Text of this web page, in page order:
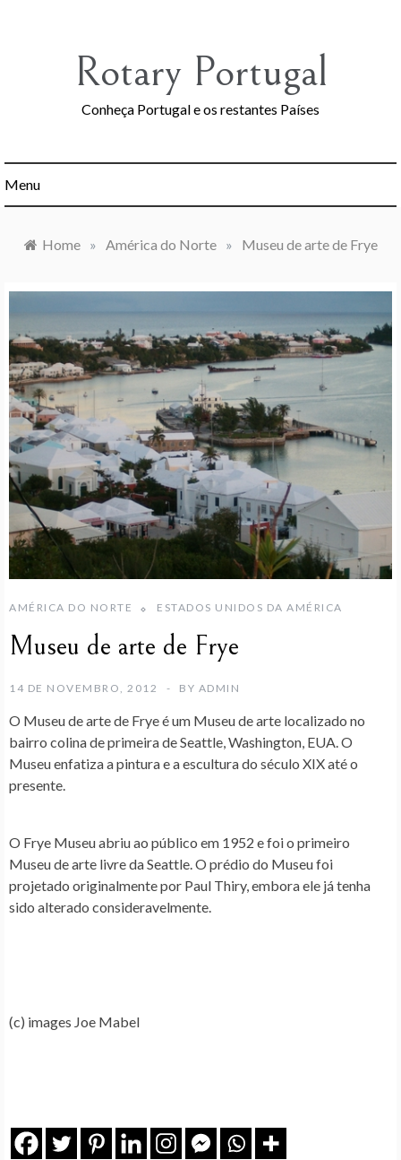
Rotary Portugal
Conheça Portugal e os restantes Países
Menu
Home » América do Norte » Museu de arte de Frye
AMÉRICA DO NORTE ESTADOS UNIDOS DA AMÉRICA
Museu de arte de Frye
14 DE NOVEMBRO, 2012 BY ADMIN
O Museu de arte de Fryeé um Museu de arte localizado no
bairro colina de primeira de Seattle, Washington, EUA. O
Museu enfatiza a pintura e a escultura do século XIX até o
presente.
O Frye Museu abriu ao público em 1952 e foi o primeiro
Museu de arte livre da Seattle. O prédio do Museu foi
projetado originalmente por Paul Thiry, embora ele já tenha
sido alterado consideravelmente.
(c) images Joe Mabel